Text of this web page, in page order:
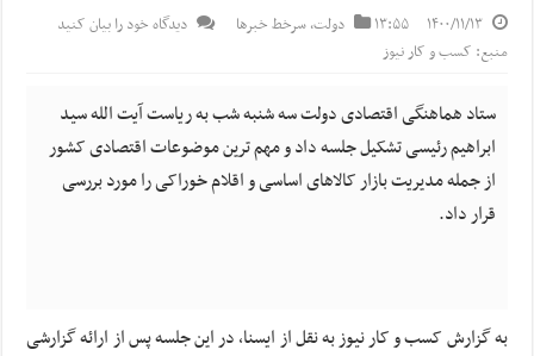
۱۴۰۰/۱۱/۱۳ ۱۳:۵۵ دولت,سرخط خبرها
دیدگاه خود را بیان کنید
منبع: کسب و کار نیوز
ستاد هماهنگی اقتصادی دولت سه شنبه شب به ریاست آیت الله سید
ابراهیم رئیسی تشکیل جلسه داد و مهم ترین موضوعات اقتصادی کشور
از جمله مدیریت بازار کالاهای اساسی و اقلام خوراکی را مورد بررسی
قرار داد.
به گزارش کسب و کار نیوز به نقل از ایسنا، در این جلسه پس از ارائه گزارشی